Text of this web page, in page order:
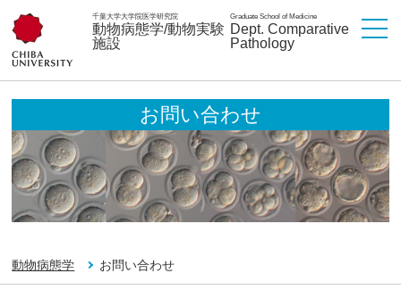
千葉大学大学院医学研究院
動物病態学/動物実験
施設
Graduate School of Medicine
Dept. Comparative
Pathology
お問い合わせ
動物病態学 お問い合わせ